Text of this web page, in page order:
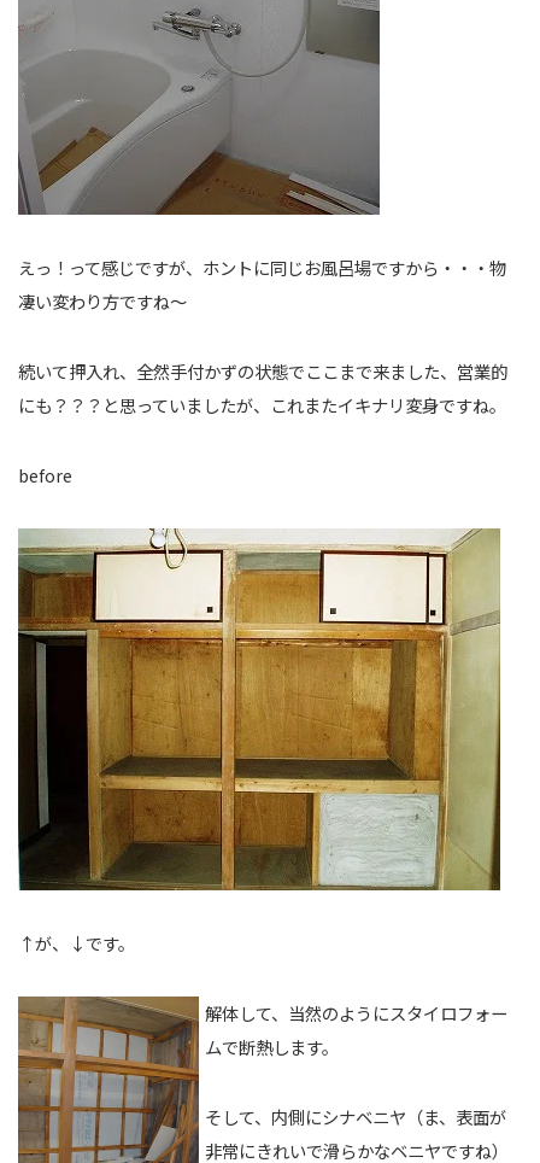
えっ！って感じですが、ホントに同じお風呂場ですから・・・物
凄い変わり方ですね～
続いて押入れ、全然手付かずの状態でここまで来ました、営業的
にも？？？と思っていましたが、これまたイキナリ変身ですね。
before
↑が、↓です。
解体して、当然のようにスタイロフォー
ムで断熱します。
そして、内側にシナベニヤ（ま、表面が
非常にきれいで滑らかなベニヤですね）